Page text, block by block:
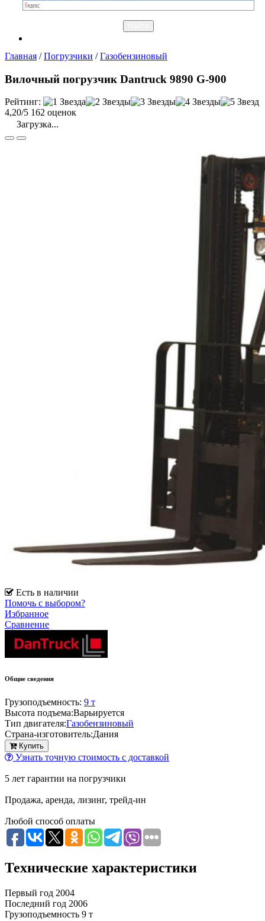
Главная /Погрузчики /Газобензиновый
Вилочный погрузчик Dantruck 9890 G-900
Рейтинг:
4,20/5 162 оценок
Загрузка...
Есть в наличии
Помочь с выбором?
Избранное
Сравнение
Общие сведения
Грузоподъемность: 9 т
Высота подъема:Варьируется
Тип двигателя:Газобензиновый
Страна-изготовитель:Дания
Купить
Узнать точную стоимость с доставкой
5 лет гарантии на погрузчики
Продажа, аренда, лизинг, трейд-ин
Любой способ оплаты
Технические характеристики
Первый год 2004
Последний год 2006
Грузоподъемность 9 т